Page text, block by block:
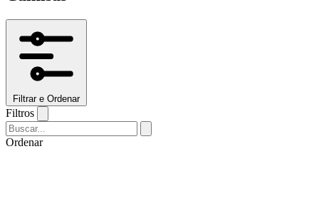
Filtrar e Ordenar
Filtros
Ordenar